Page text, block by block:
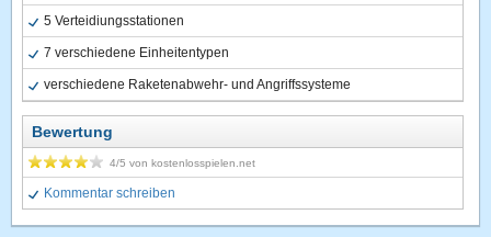
5 Verteidiungsstationen
7 verschiedene Einheitentypen
verschiedene Raketenabwehr- und Angriffssysteme
Bewertung
4/5 vonkostenlosspielen.net
Kommentar schreiben